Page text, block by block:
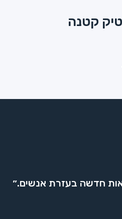
קטנה
חדשה בעזרת אנשים.״